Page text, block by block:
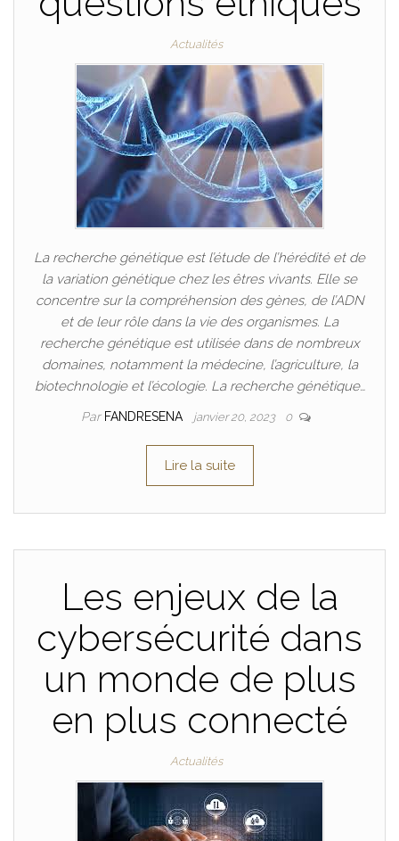
Actualités
La recherche génétique est l’étude de l’hérédité et de
la variation génétique chez les êtres vivants. Elle se
concentre sur la compréhension des gènes, de l’ADN
et de leur rôle dans la vie des organismes. La
recherche génétique est utilisée dans de nombreux
domaines, notamment la médecine, l’agriculture, la
biotechnologie et l’écologie. La recherche génétique…
Par FANDRESENA janvier 20, 2023 0
Lire la suite
Les enjeux de la
cybersécurité dans
un monde de plus
en plus connecté
Actualités